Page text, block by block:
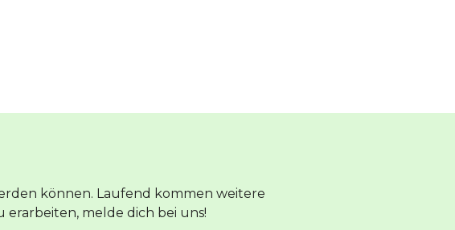
können. Laufend kommen weitere
melde dich bei uns!